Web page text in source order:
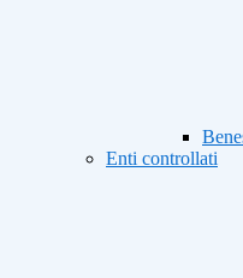
Enti controllati